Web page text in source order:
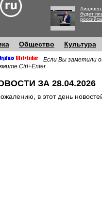
будет
Общество Культура
Если Вы заметили
Ctrl+Enter
ЗА 28.04.2026
в этот день